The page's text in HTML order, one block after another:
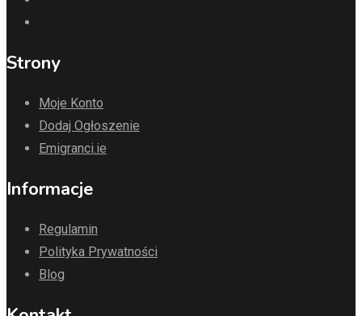
Strony
Moje Konto
Dodaj Ogłoszenie
Emigranci.ie
Informacje
Regulamin
Polityka Prywatności
Blog